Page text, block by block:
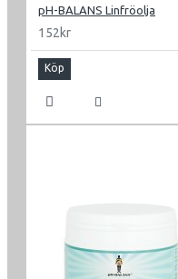
pH-BALANS Linfröolja
152kr
Köp